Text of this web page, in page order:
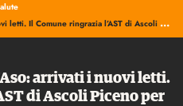
di Ascoli Piceno per l’efficienza e il mantenimento dell'impegno
arrivati i nuovi letti.
di Ascoli Piceno per